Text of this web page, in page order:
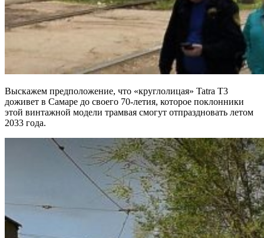
Выскажем предположение, что «круглолицая» Tatra Т3
доживет в Самаре до своего 70-летия, которое поклонники
этой винтажной модели трамвая смогут отпраздновать летом
2033 года.